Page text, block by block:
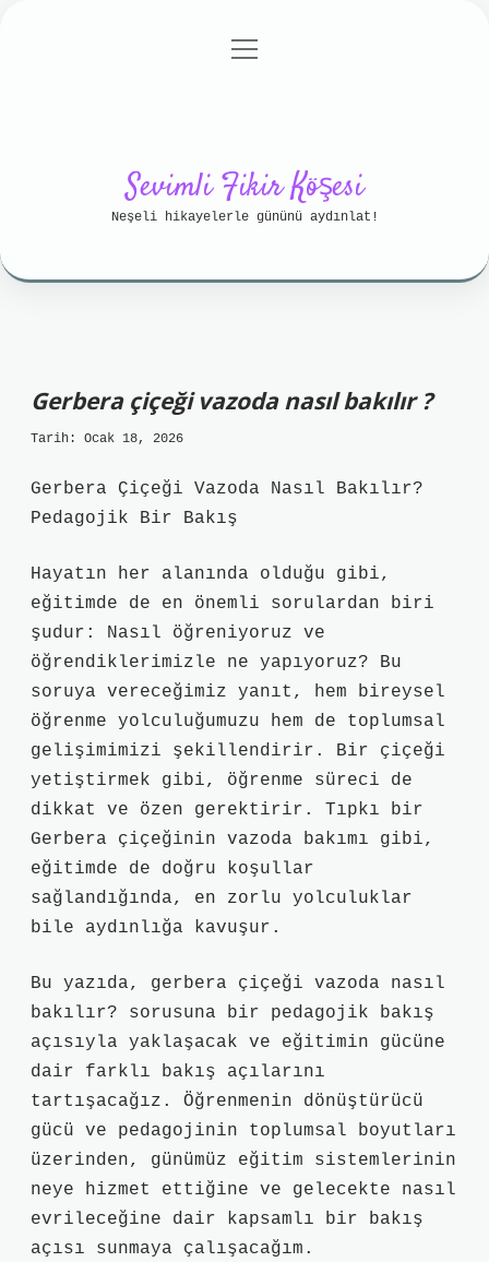
Gizlilik Politikası
menüyü
Sevimli Fikir Köşesi
Neşeli hikayelerle gününü aydınlat!
Gerbera çiçeği vazoda nasıl bakılır ?
Tarih: Ocak 18, 2026
Gerbera Çiçeği Vazoda Nasıl Bakılır?
Pedagojik Bir Bakış
Hayatın her alanında olduğu gibi,
eğitimde de en önemli sorulardan biri
şudur: Nasıl öğreniyoruz ve
öğrendiklerimizle ne yapıyoruz? Bu
soruya vereceğimiz yanıt, hem bireysel
öğrenme yolculuğumuzu hem de toplumsal
gelişimimizi şekillendirir. Bir çiçeği
yetiştirmek gibi, öğrenme süreci de
dikkat ve özen gerektirir. Tıpkı bir
Gerbera çiçeğinin vazoda bakımı gibi,
eğitimde de doğru koşullar
sağlandığında, en zorlu yolculuklar
bile aydınlığa kavuşur.
Bu yazıda, gerbera çiçeği vazoda nasıl
bakılır? sorusuna bir pedagojik bakış
açısıyla yaklaşacak ve eğitimin gücüne
dair farklı bakış açılarını
tartışacağız. Öğrenmenin dönüştürücü
gücü ve pedagojinin toplumsal boyutları
üzerinden, günümüz eğitim sistemlerinin
neye hizmet ettiğine ve gelecekte nasıl
evrileceğine dair kapsamlı bir bakış
açısı sunmaya çalışacağım.